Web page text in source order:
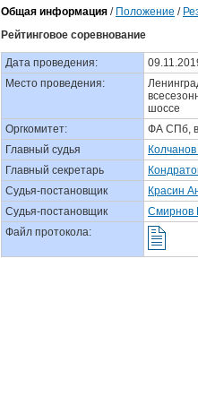
Общая информация / Положение /
Рейтинговое соревнование
Дата проведения:
Место проведения:
шоссе
Оргкомитет:
ФА СПб,
Главный судья
Главный секретарь
Судья-постановщик
Красин
Судья-постановщик
Смирнов
Файл протокола: